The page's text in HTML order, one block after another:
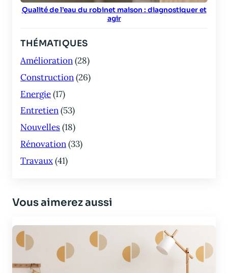
Qualité de l’eau du robinet maison : diagnostiquer et
agir
THÉMATIQUES
Amélioration(28)
Construction(26)
Energie(17)
Entretien(53)
Nouvelles(18)
Rénovation(33)
Travaux(41)
Vous aimerez aussi